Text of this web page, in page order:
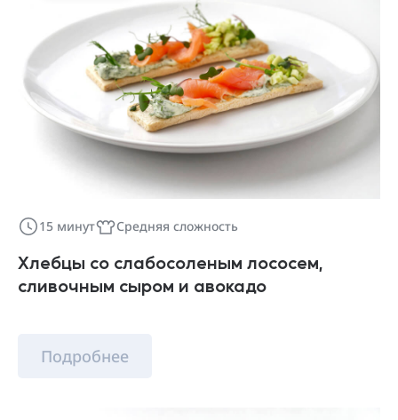
15 минут Средняя сложность
Хлебцы со слабосоленым лососем,
сливочным сыром и авокадо
Подробнее